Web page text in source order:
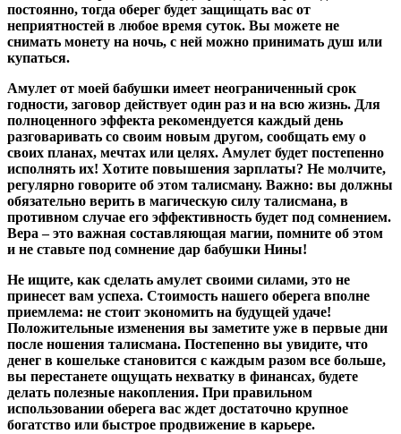
постоянно, тогда оберег будет защищать вас от
неприятностей в любое время суток. Вы можете не
снимать монету на ночь, с ней можно принимать душ или
купаться.
Амулет от моей бабушки имеет неограниченный срок
годности, заговор действует один раз и на всю жизнь. Для
полноценного эффекта рекомендуется каждый день
разговаривать со своим новым другом, сообщать ему о
своих планах, мечтах или целях. Амулет будет постепенно
исполнять их! Хотите повышения зарплаты? Не молчите,
регулярно говорите об этом талисману. Важно: вы должны
обязательно верить в магическую силу талисмана, в
противном случае его эффективность будет под сомнением.
Вера – это важная составляющая магии, помните об этом
и не ставьте под сомнение дар бабушки Нины!
Не ищите, как сделать амулет своими силами, это не
принесет вам успеха. Стоимость нашего оберега вполне
приемлема: не стоит экономить на будущей удаче!
Положительные изменения вы заметите уже в первые дни
после ношения талисмана. Постепенно вы увидите, что
денег в кошельке становится с каждым разом все больше,
вы перестанете ощущать нехватку в финансах, будете
делать полезные накопления. При правильном
использовании оберега вас ждет достаточно крупное
богатство или быстрое продвижение в карьере.